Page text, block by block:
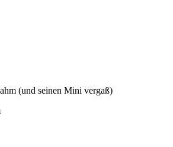
(und seinen Mini vergaß)